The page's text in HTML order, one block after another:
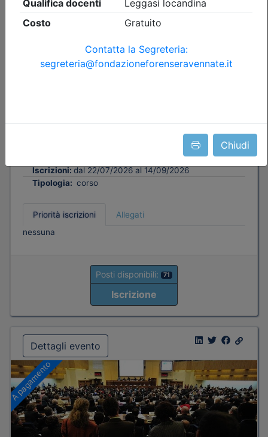
Chiudi
INTERO CORSO: Pensare da Avvocato,
Iscrizioni: dal 22/07/2026 al 14/09/2026
Tipologia: corso
Priorità iscrizioni
Allegati
nessuna
Posti disponibili: 71
Iscrizione
Dettagli evento
A pagamento